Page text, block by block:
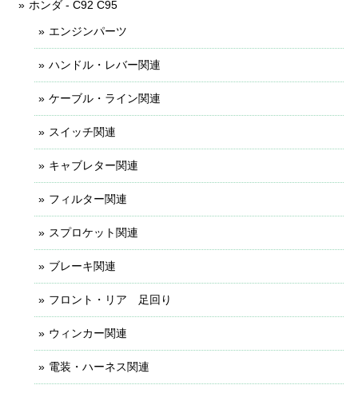
ホンダ - C92 C95
エンジンパーツ
ハンドル・レバー関連
ケーブル・ライン関連
スイッチ関連
キャブレター関連
フィルター関連
スプロケット関連
ブレーキ関連
フロント・リア 足回り
ウィンカー関連
電装・ハーネス関連